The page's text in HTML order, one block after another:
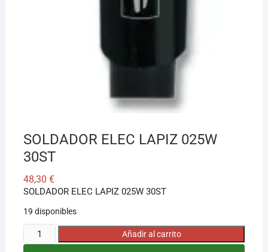
SOLDADOR ELEC LAPIZ 025W
30ST
48,30 €
SOLDADOR ELEC LAPIZ 025W 30ST
19 disponibles
SOLDADOR
ELEC
Añadir al carrito